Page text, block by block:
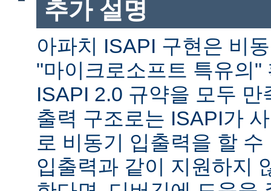
추가 설명
아파치 ISAPI 구현은 비
"마이크로소프트 특유의"
ISAPI 2.0 규약을 모두
출력 구조로는 ISAPI가
로 비동기 입출력을 할
입출력과 같이 지원하지